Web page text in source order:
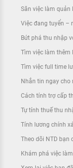
Săn việc làm quản
Việc đang tuyển –
Bứt phá thu nhập
Tìm việc làm thêm
Tìm việc full time
Nhắn tin ngay cho
Cách tính trợ cấp
Tự tính thuế thu
Tính lương chính
Theo dõi NTD bạn
Khám phá việc